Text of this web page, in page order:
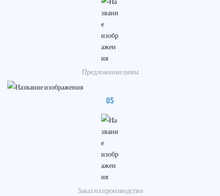
Предложение цены
05
Заказ на производство